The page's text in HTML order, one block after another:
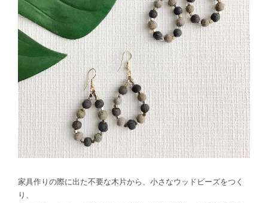
家具作りの際に出た不要な木片から、小さなウッドビーズをつく
り、